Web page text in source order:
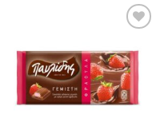
στα
αγαπημένα